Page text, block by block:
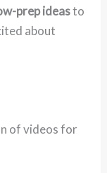
prep ideasto
about
of videos for